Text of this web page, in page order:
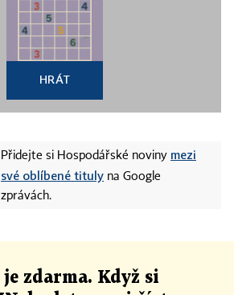
HRÁT
Přidejte si Hospodářské noviny mezi
své oblíbené tituly na Google
zprávách.
je zdarma. Když si